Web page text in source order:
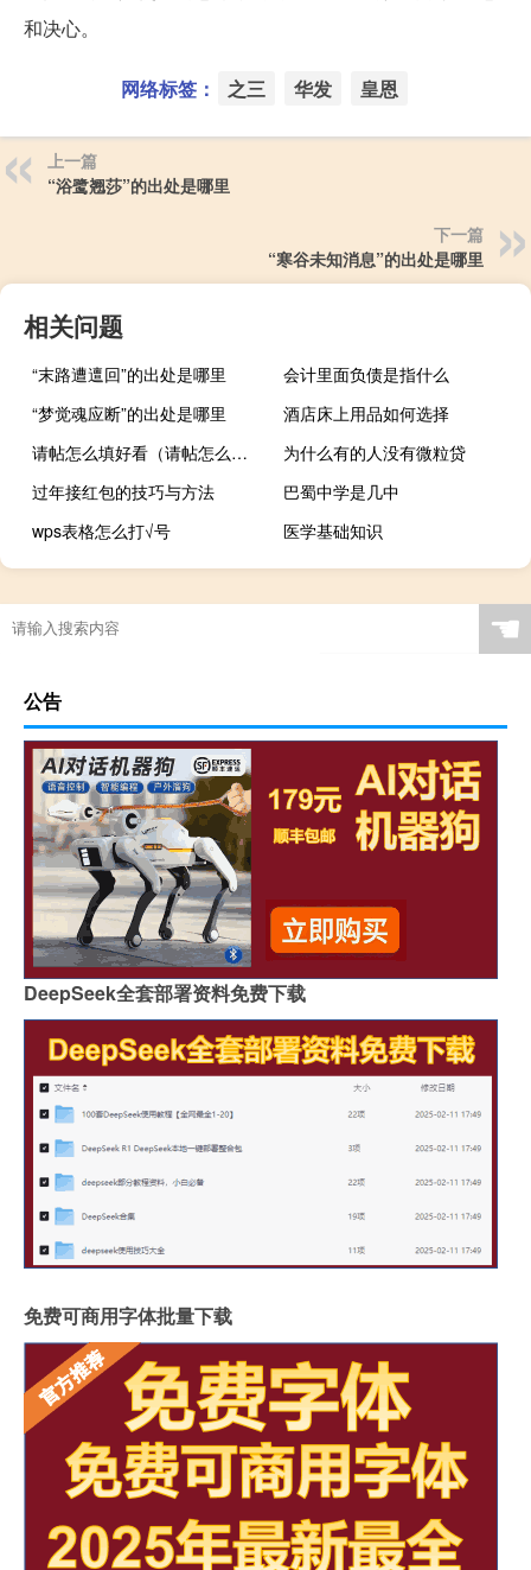
和决心。
网络标签： 之三 华发 皇恩
上一篇
“浴鹭翘莎”的出处是哪里
下一篇
“寒谷未知消息”的出处是哪里
相关问题
“末路遭邅回”的出处是哪里
会计里面负债是指什么
“梦觉魂应断”的出处是哪里
酒店床上用品如何选择
请帖怎么填好看（请帖怎么填）
为什么有的人没有微粒贷
过年接红包的技巧与方法
巴蜀中学是几中
wps表格怎么打√号
医学基础知识
☚
公告
DeepSeek全套部署资料免费下载
免费可商用字体批量下载